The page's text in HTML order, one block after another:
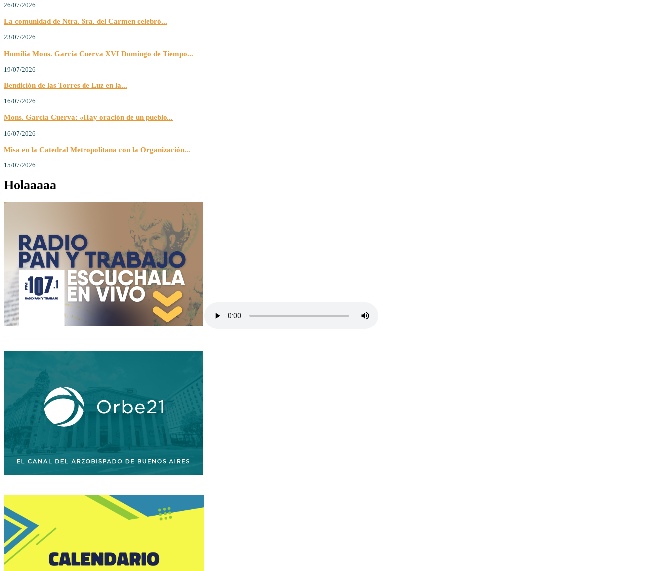
26/07/2026
La comunidad de Ntra. Sra. del Carmen celebró...
23/07/2026
Homilía Mons. García Cuerva XVI Domingo de Tiempo...
19/07/2026
Bendición de las Torres de Luz en la...
16/07/2026
Mons. García Cuerva: «Hay oración de un pueblo...
16/07/2026
Misa en la Catedral Metropolitana con la Organización...
15/07/2026
Holaaaaa